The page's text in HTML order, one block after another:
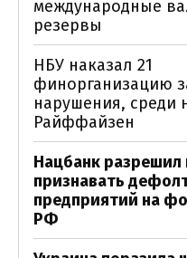
международные
резервы
НБУ наказал 21
финорганизацию
нарушения, среди
Райффайзен
Нацбанк разрешил
признавать
предприятий на
РФ